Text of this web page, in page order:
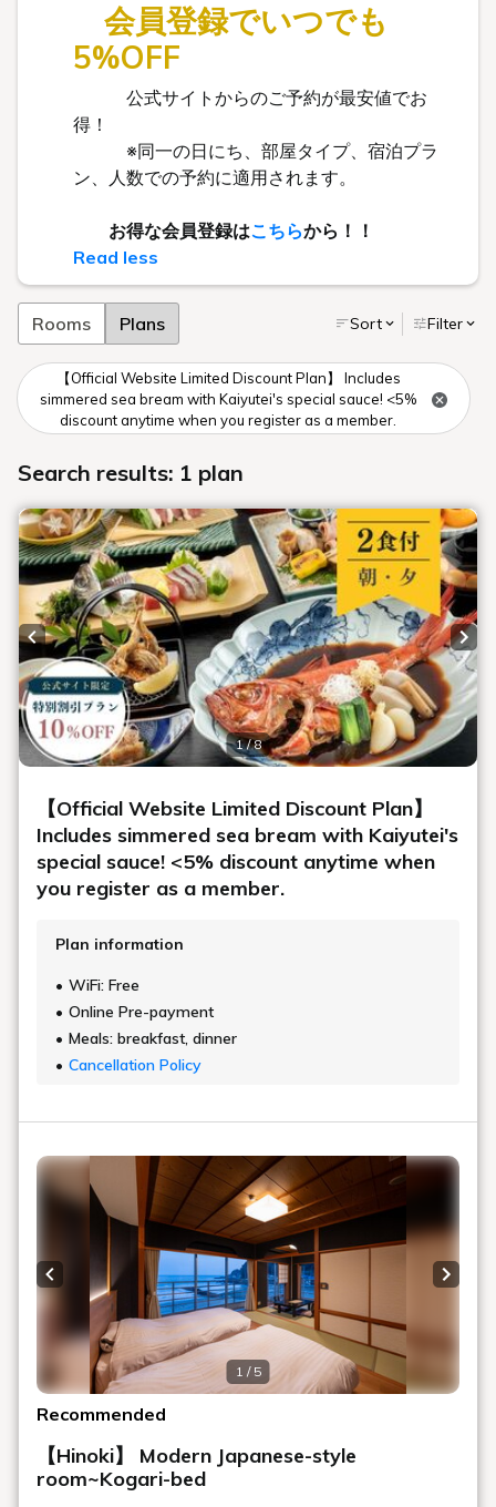
会員登録でいつでも
5%OFF
公式サイトからのご予約が最安値でお
得！
※同一の日にち、部屋タイプ、宿泊プラ
ン、人数での予約に適用されます。
お得な会員登録はこちらから！！
Read less
Rooms Plans Sort Filter
【Official Website Limited Discount Plan】 Includes
simmered sea bream with Kaiyutei's special sauce! <5%
discount anytime when you register as a member.
Search results: 1 plan
1 / 8
Previous slide
【Official Website Limited Discount Plan】
Includes simmered sea bream with Kaiyutei's
special sauce! <5% discount anytime when
you register as a member.
Plan information
WiFi: Free
Online Pre-payment
Meals: breakfast, dinner
Cancellation Policy
1 / 5
Previous slide Next
Recommended
【Hinoki】 Modern Japanese-style
room~Kogari-bed